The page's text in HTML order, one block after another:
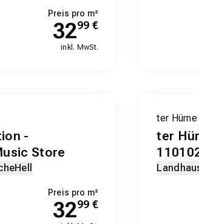
Preis pro m²
3299 €
inkl. MwSt.
-
Store
Hell
Preis pro m²
3299 €
ter Hürne
ter